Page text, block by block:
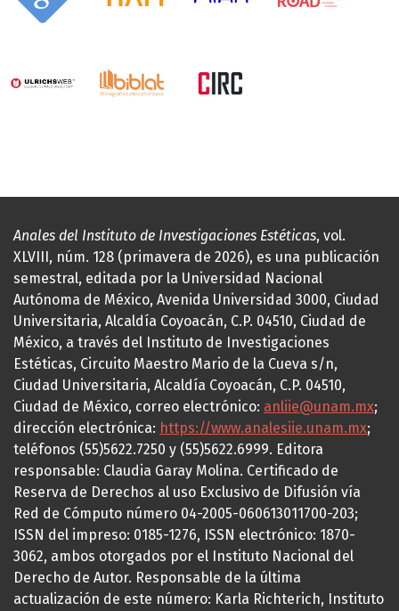
Anales del Instituto de Investigaciones Estéticas, vol.
XLVIII, núm. 128 (primavera de 2026), es una publicación
semestral, editada por la Universidad Nacional
Autónoma de México, Avenida Universidad 3000, Ciudad
Universitaria, Alcaldía Coyoacán, C.P. 04510, Ciudad de
México, a través del Instituto de Investigaciones
Estéticas, Circuito Maestro Mario de la Cueva s/n,
Ciudad Universitaria, Alcaldía Coyoacán, C.P. 04510,
Ciudad de México, correo electrónico: anliie@unam.mx;
dirección electrónica: https://www.analesiie.unam.mx;
teléfonos (55)5622.7250 y (55)5622.6999. Editora
responsable: Claudia Garay Molina. Certificado de
Reserva de Derechos al uso Exclusivo de Difusión vía
Red de Cómputo número 04-2005-060613011700-203;
ISSN del impreso: 0185-1276, ISSN electrónico: 1870-
3062, ambos otorgados por el Instituto Nacional del
Derecho de Autor. Responsable de la última
actualización de este número: Karla Richterich, Instituto